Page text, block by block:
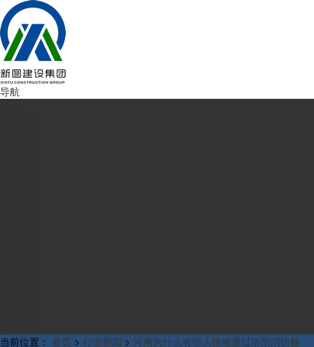
导航
当前位置： 首页 > 行业新闻 > 河南为什么有些人很难通过洛阳消防检